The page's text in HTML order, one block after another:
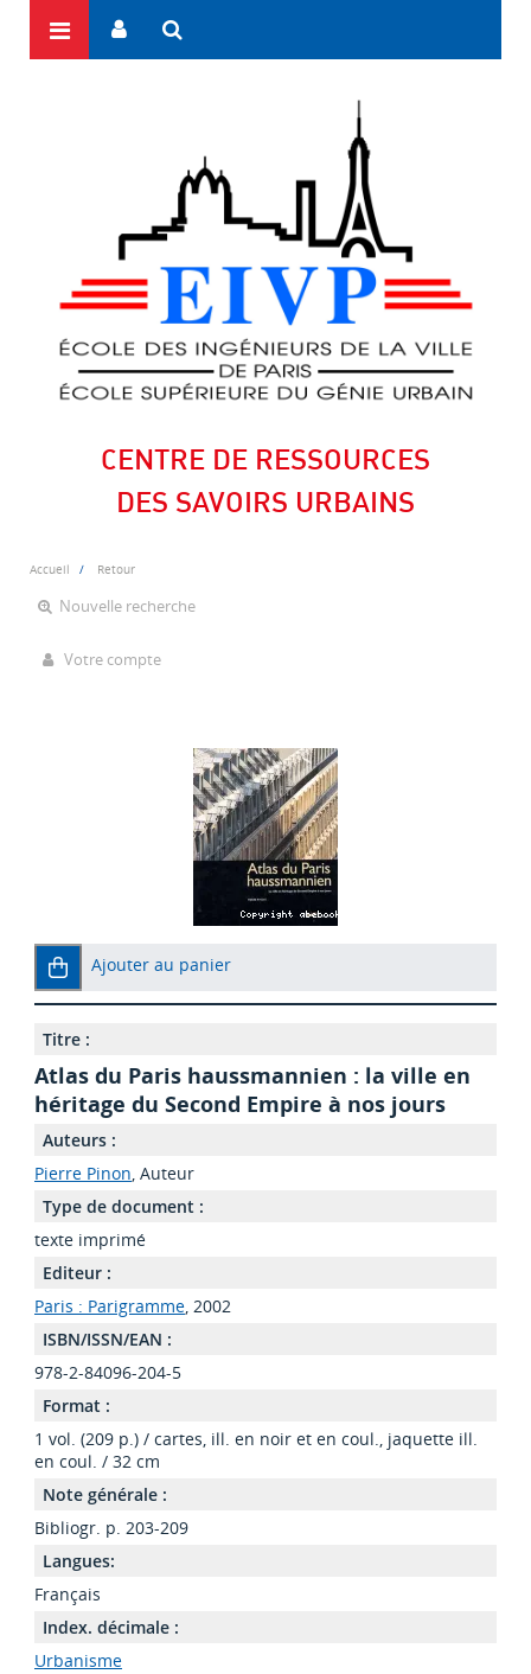
CENTRE DE RESSOURCES
DES SAVOIRS URBAINS
Accueil Retour
Nouvelle recherche
Votre compte
Ajouter au panier
Titre :
Atlas du Paris haussmannien : la ville en
héritage du Second Empire à nos jours
Auteurs :
Pierre Pinon, Auteur
Type de document :
texte imprimé
Editeur :
Paris : Parigramme, 2002
ISBN/ISSN/EAN :
978-2-84096-204-5
Format :
1 vol. (209 p.) / cartes, ill. en noir et en coul., jaquette ill.
en coul. / 32 cm
Note générale :
Bibliogr. p. 203-209
Langues:
Français
Index. décimale :
Urbanisme